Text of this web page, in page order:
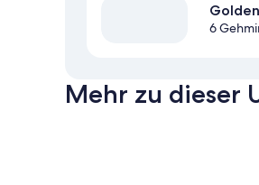
6
Mehr zu dieser